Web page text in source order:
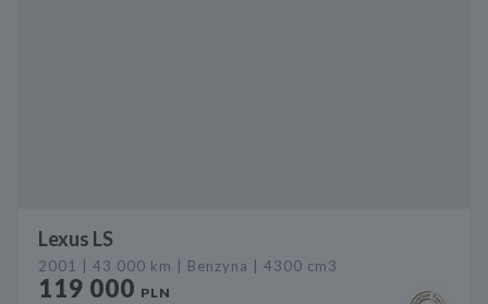
Lexus LS
2001 | 43 000 km | Benzyna | 4300 cm3
119 000 PLN